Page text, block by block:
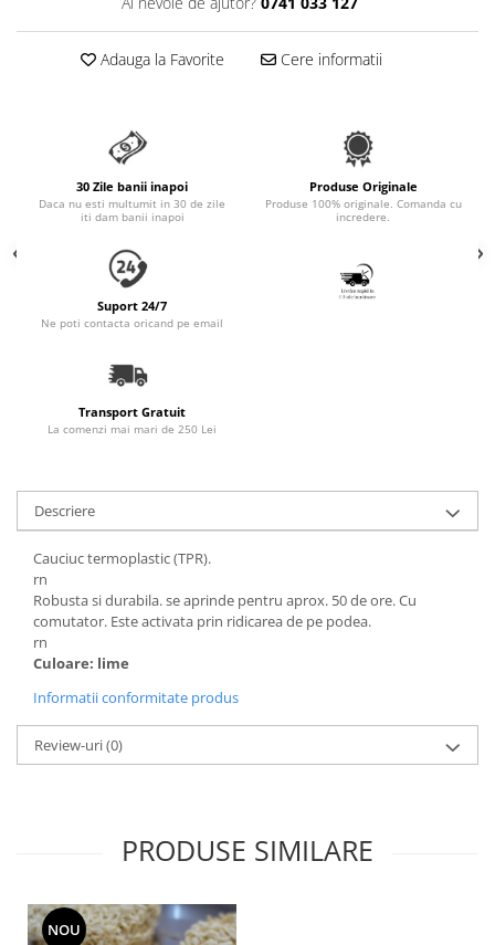
Accesorii Auto & Bicicletă
Accesorii Acasă și Mobilier
Dresaj & Sport
Adauga la Favorite Cere informatii
30 Zile banii inapoi
Daca nu esti multumit in 30 de zile
iti dam banii inapoi
Produse Originale
Produse 100% originale. Comanda cu
incredere.
Suport 24/7
Ne poti contacta oricand pe email
Transport Gratuit
La comenzi mai mari de 250 Lei
Descriere
Cauciuc termoplastic (TPR).
rn
Robusta si durabila. se aprinde pentru aprox. 50 de ore. Cu
comutator. Este activata prin ridicarea de pe podea.
rn
Culoare: lime
Informatii conformitate produs
Review-uri(0)
PRODUSE SIMILARE
NOU